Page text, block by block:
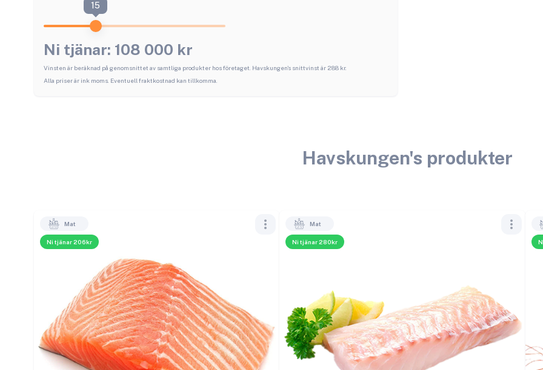
15
Ni tjänar: 108 000 kr
Vinsten är beräknad på genomsnittet av samtliga produkter hos företaget. Havskungen's snittvinst är 288 kr.
Alla priser är ink moms. Eventuell fraktkostnad kan tillkomma.
Havskungen's produkter
Ni tjänar 206kr
Mat
Ni tjänar 280kr
Mat